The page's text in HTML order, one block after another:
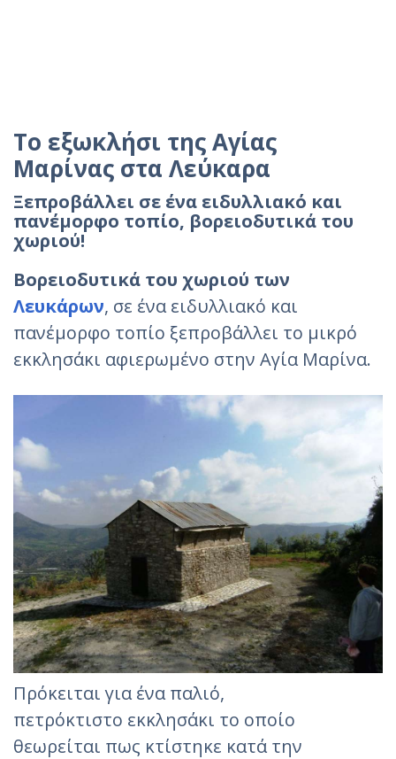
Το εξωκλήσι της Αγίας
Μαρίνας στα Λεύκαρα
Ξεπροβάλλει σε ένα ειδυλλιακό και
πανέμορφο τοπίο, βορειοδυτικά του
χωριού!
Βορειοδυτικά του χωριού των
Λευκάρων, σε ένα ειδυλλιακό και
πανέμορφο τοπίο ξεπροβάλλει το μικρό
εκκλησάκι αφιερωμένο στην Αγία Μαρίνα.
Πρόκειται για ένα παλιό,
πετρόκτιστo εκκλησάκι το οποίο
θεωρείται πως κτίστηκε κατά την